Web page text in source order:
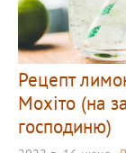
Рецепт
Мохіто (на
господиню)